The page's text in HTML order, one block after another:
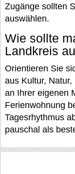
Zugänge sollten
auswählen.
Wie sollte
Landkreis
Orientieren Sie
aus Kultur,
an Ihrer eigenen
Ferienwohnung
Tagesrhythmus
pauschal als